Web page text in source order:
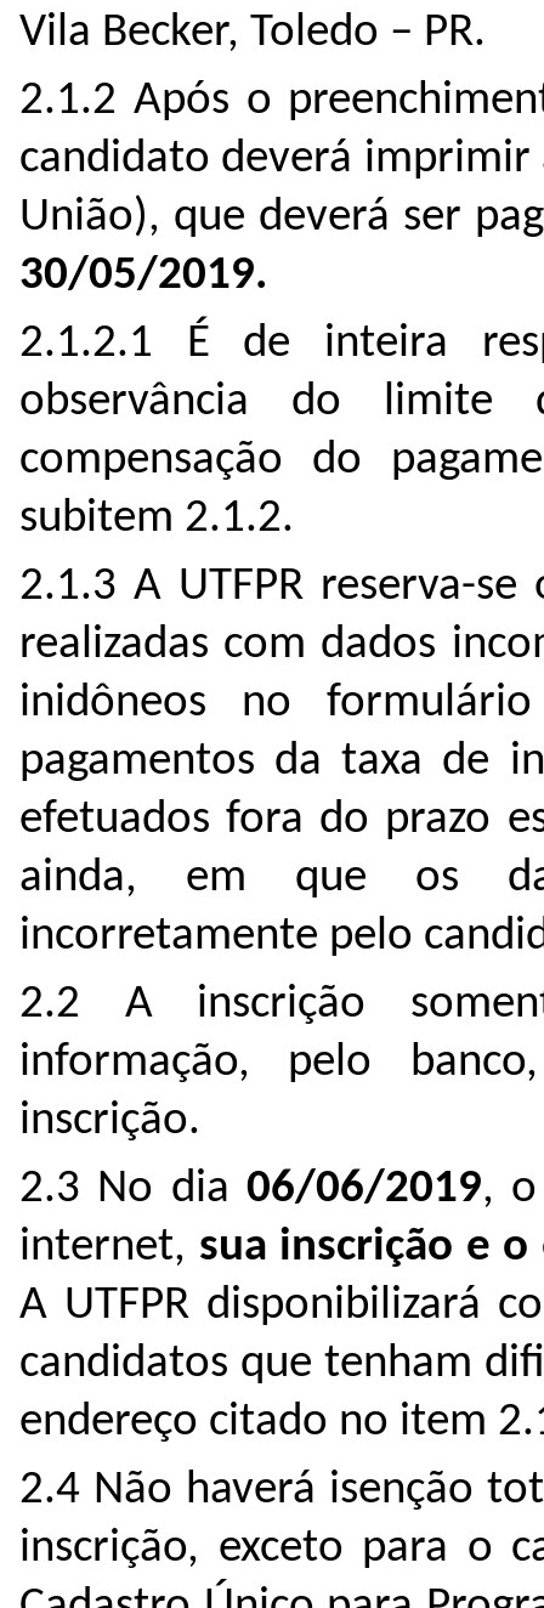
Vila Becker, Toledo – PR.
2.1.2 Após o
candidato deverá imprimir
União), que deverá ser
30/05/2019.
2.1.2.1 É de inteira
observância do
compensação do
subitem 2.1.2.
2.1.3 A UTFPR reserva-
realizadas com dados
inidôneos no
pagamentos da taxa de
efetuados fora do prazo
ainda, em que os
incorretamente pelo
2.2 A inscrição
informação, pelo
inscrição.
2.3 No dia 06/06/2019,
internet, sua inscrição e o
A UTFPR disponibilizará
candidatos que tenham
endereço citado no item
2.4 Não haverá isenção
inscrição, exceto para o